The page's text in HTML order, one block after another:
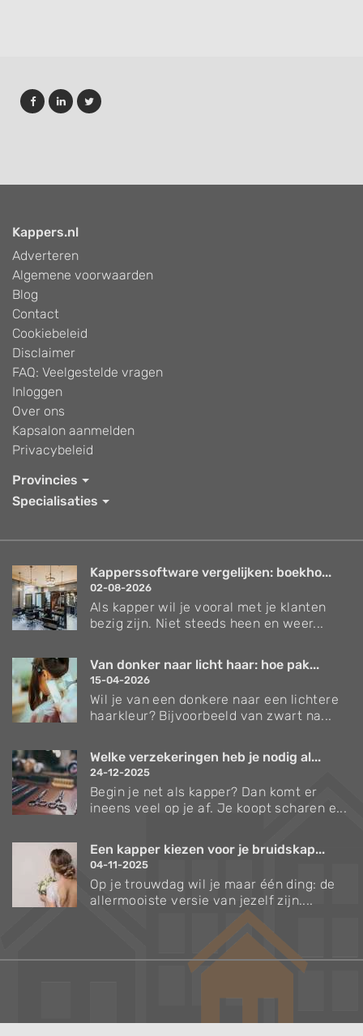
Kappers.nl
Adverteren
Algemene voorwaarden
Blog
Contact
Cookiebeleid
Disclaimer
FAQ: Veelgestelde vragen
Inloggen
Over ons
Kapsalon aanmelden
Privacybeleid
Provincies
Specialisaties
Kapperssoftware vergelijken: boekho...
02-08-2026
Als kapper wil je vooral met je klanten
bezig zijn. Niet steeds heen en weer...
Van donker naar licht haar: hoe pak...
15-04-2026
Wil je van een donkere naar een lichtere
haarkleur? Bijvoorbeeld van zwart na...
Welke verzekeringen heb je nodig al...
24-12-2025
Begin je net als kapper? Dan komt er
ineens veel op je af. Je koopt scharen e...
Een kapper kiezen voor je bruidskap...
04-11-2025
Op je trouwdag wil je maar één ding: de
allermooiste versie van jezelf zijn....